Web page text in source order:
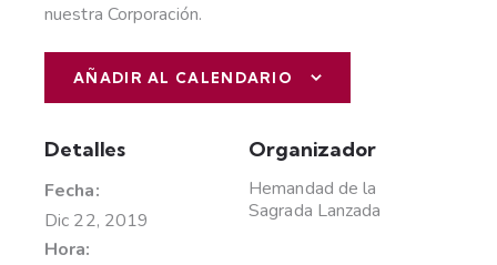
nuestra Corporación.
AÑADIR AL CALENDARIO
Detalles
Fecha:
Dic 22, 2019
Hora:
Organizador
Hemandad de la
Sagrada Lanzada